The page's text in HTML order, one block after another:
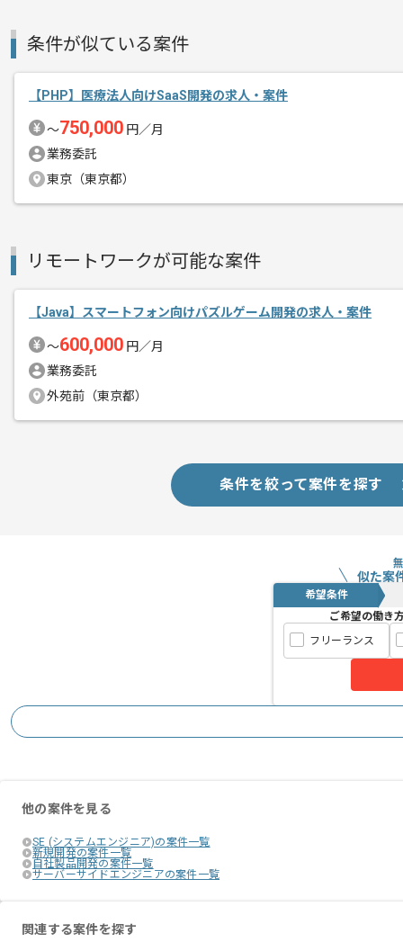
商談回数
募集人数
1人
作業開始日
エージェントからのコ
日本最大級のコスメ、美容の総合サイ
業務形態に縛られず、垣根のない社風
条件が似ている案件
【PHP】医療法人向けSaaS開発の求人・案件
〜750,000 円／月
業務委託
東京（東京都）
リモートワークが可能な案件
【Java】スマートフォン向けパズルゲーム開発の求人・案件
〜600,000 円／月
業務委託
外苑前（東京都）
条件を絞って案件を探す
似た案
希望条件
ご希望の働き
フリーランス
他の案件を見る
SE (システムエンジニア)の案件一覧
新規開発の案件一覧
自社製品開発の案件一覧
サーバーサイドエンジニアの案件一覧
関連する案件を探す